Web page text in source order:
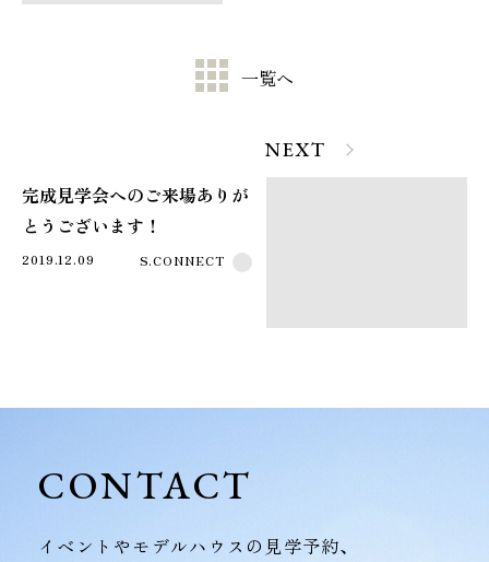
一覧へ
NEXT
完成見学会へのご来場ありが
とうございます！
2019.12.09 S.CONNECT
CONTACT
イベントやモデルハウスの見学予約、